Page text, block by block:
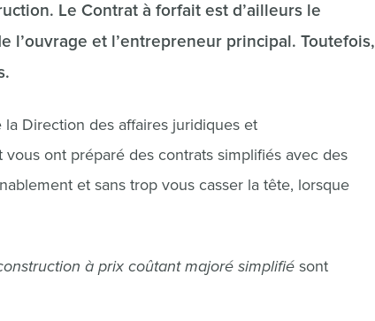
Le Contrat à forfait est d’ailleurs le
et l’entrepreneur principal. Toutefois,
Direction des affaires juridiques et
ont préparé des contrats simplifiés avec des
et sans trop vous casser la tête, lorsque
à prix coûtant majoré simplifié sont